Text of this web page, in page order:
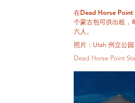
在Dead Horse Point
个蒙古包可供出租，
六人。
照片：Utah 州立公园
Dead Horse Point